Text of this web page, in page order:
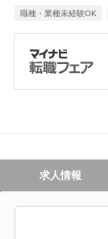
職種・業種未経験OK
求人情報